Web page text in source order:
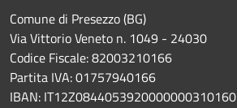
Comune di Presezzo (BG)
Via Vittorio Veneto n. 1049 - 24030
Codice Fiscale: 82003210166
Partita IVA: 01757940166
IBAN: IT12Z0844053920000000310160